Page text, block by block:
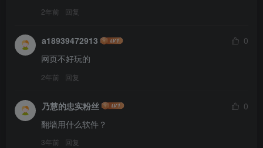
2年前 回复
a18939472913
0
网页不好玩的
2年前 回复
乃慧的忠实粉丝
0
翻墙用什么软件？
3年前 回复